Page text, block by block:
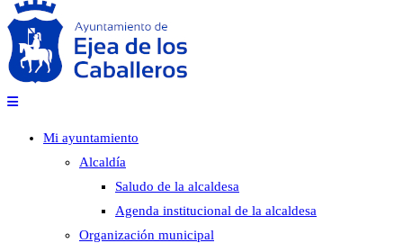
Mi ayuntamiento
Alcaldía
Saludo de la alcaldesa
Agenda institucional de la alcaldesa
Organización municipal